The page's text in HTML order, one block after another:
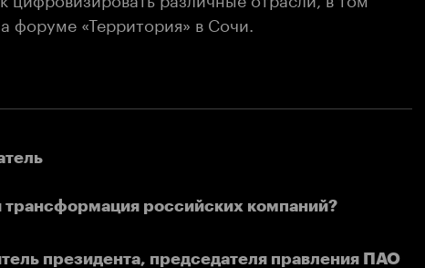
форуме «Территория» в Сочи.
российских компаний?
президента, председателя правления ПАО